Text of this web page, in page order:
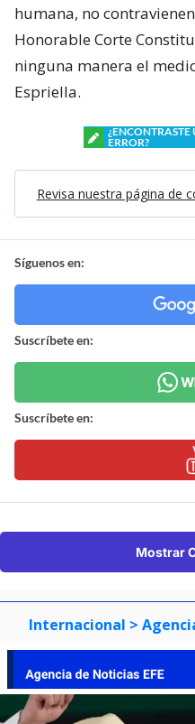
humana, no
Honorable Corte
ninguna manera el
Espriella.
¿ENCONTRASTE
ERROR?
Revisa nuestra página de
Síguenos en:
Suscríbete en:
Suscríbete en:
Mostrar
Internacional >